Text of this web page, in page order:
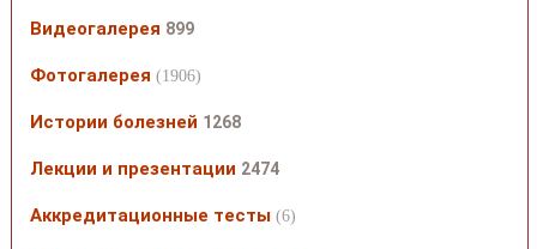
Видеогалерея 899
Фотогалерея (1906)
Истории болезней 1268
Лекции и презентации 2474
Аккредитационные тесты (6)